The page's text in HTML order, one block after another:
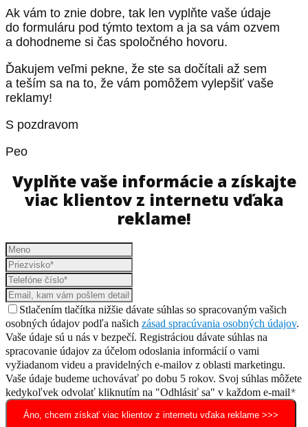
Ak vám to znie dobre, tak len vyplňte vaše údaje
do formuláru pod týmto textom a ja sa vám ozvem
a dohodneme si čas spoločného hovoru.
Ďakujem veľmi pekne, že ste sa dočítali až sem
a teším sa na to, že vám pomôžem vylepšiť vaše
reklamy!
S pozdravom
Peo
Vyplňte vaše informácie a získajte
viac klientov z internetu vďaka
reklame!
Stlačením tlačítka nižšie dávate súhlas so spracovaným vašich
osobných údajov podľa našich zásad spracúvania osobných údajov.
Vaše údaje sú u nás v bezpečí. Registráciou dávate súhlas na
spracovanie údajov za účelom odoslania informácií o vami
vyžiadanom videu a pravidelných e-mailov z oblasti marketingu.
Vaše údaje budeme uchovávať po dobu 5 rokov. Svoj súhlas môžete
kedykoľvek odvolať kliknutím na "Odhlásiť sa" v každom e-mail*
Áno, chcem získať viac klientov z internetu vďaka reklame >>>